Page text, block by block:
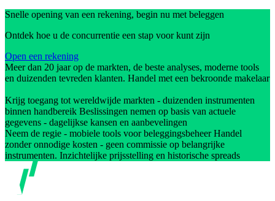
Snelle opening van een rekening, begin nu met beleggen
Ontdek hoe u de concurrentie een stap voor kunt zijn
Open een rekening
Meer dan 20 jaar op de markten, de beste analyses, moderne tools
en duizenden tevreden klanten. Handel met een bekroonde makelaar
Krijg toegang tot wereldwijde markten - duizenden instrumenten
binnen handbereik Beslissingen nemen op basis van actuele
gegevens - dagelijkse kansen en aanbevelingen
Neem de regie - mobiele tools voor beleggingsbeheer Handel
zonder onnodige kosten - geen commissie op belangrijke
instrumenten. Inzichtelijke prijsstelling en historische spreads